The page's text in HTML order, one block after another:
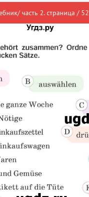
часть 2. страница / 52